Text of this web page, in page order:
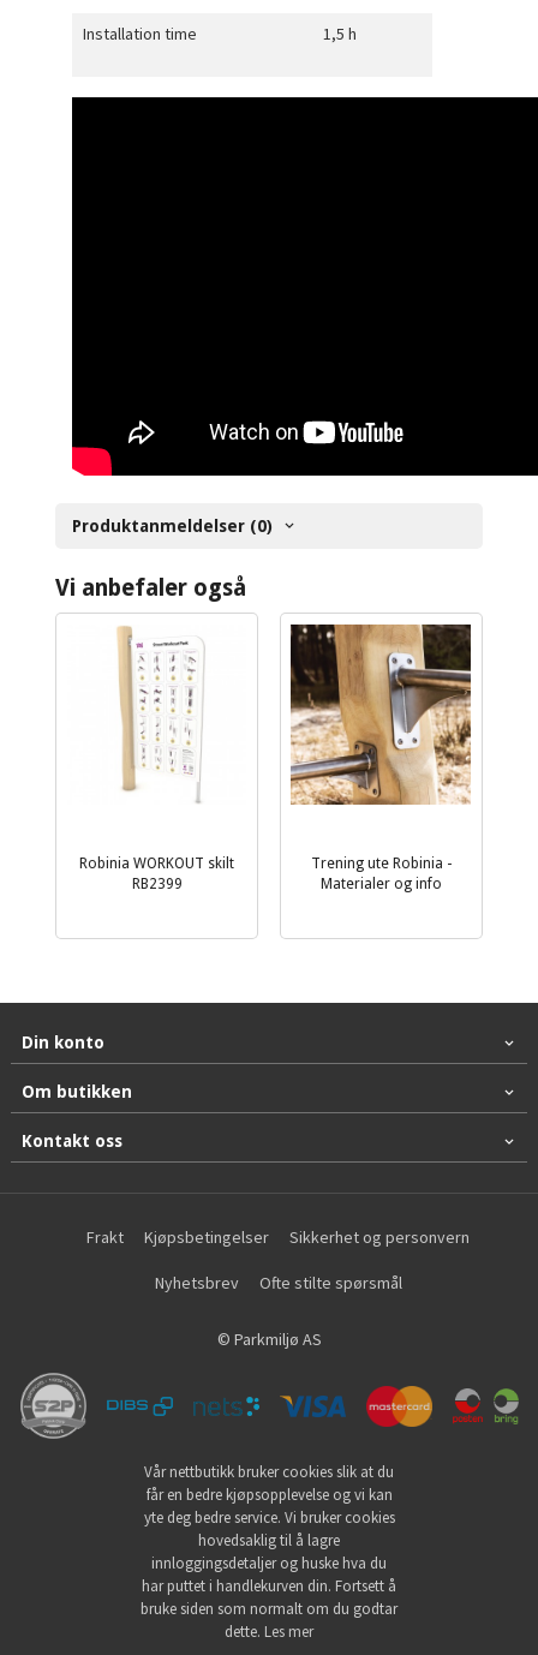
Installation time 1,5 h
Produktanmeldelser (0)
Vi anbefaler også
Robinia WORKOUT skilt
RB2399
Trening ute Robinia -
Materialer og info
Din konto
Om butikken
Kontakt oss
Frakt Kjøpsbetingelser Sikkerhet og personvern
Nyhetsbrev Ofte stilte spørsmål
© Parkmiljø AS
Vår nettbutikk bruker cookies slik at du
får en bedre kjøpsopplevelse og vi kan
yte deg bedre service. Vi bruker cookies
hovedsaklig til å lagre
innloggingsdetaljer og huske hva du
har puttet i handlekurven din. Fortsett å
bruke siden som normalt om du godtar
dette. Les mer